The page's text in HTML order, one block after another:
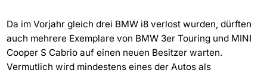
Da im Vorjahr gleich drei BMW i8 verlost wurden, dürften
auch mehrere Exemplare von BMW 3er Touring und MINI
Cooper S Cabrio auf einen neuen Besitzer warten.
Vermutlich wird mindestens eines der Autos als